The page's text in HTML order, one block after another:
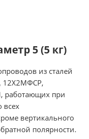
5 (5 кг)
из сталей
12Х2МФСР,
при
всех
вертикального
полярности.